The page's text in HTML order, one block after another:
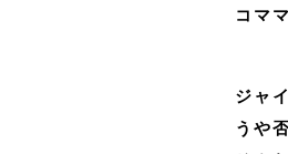
コマ
ジャ
うや